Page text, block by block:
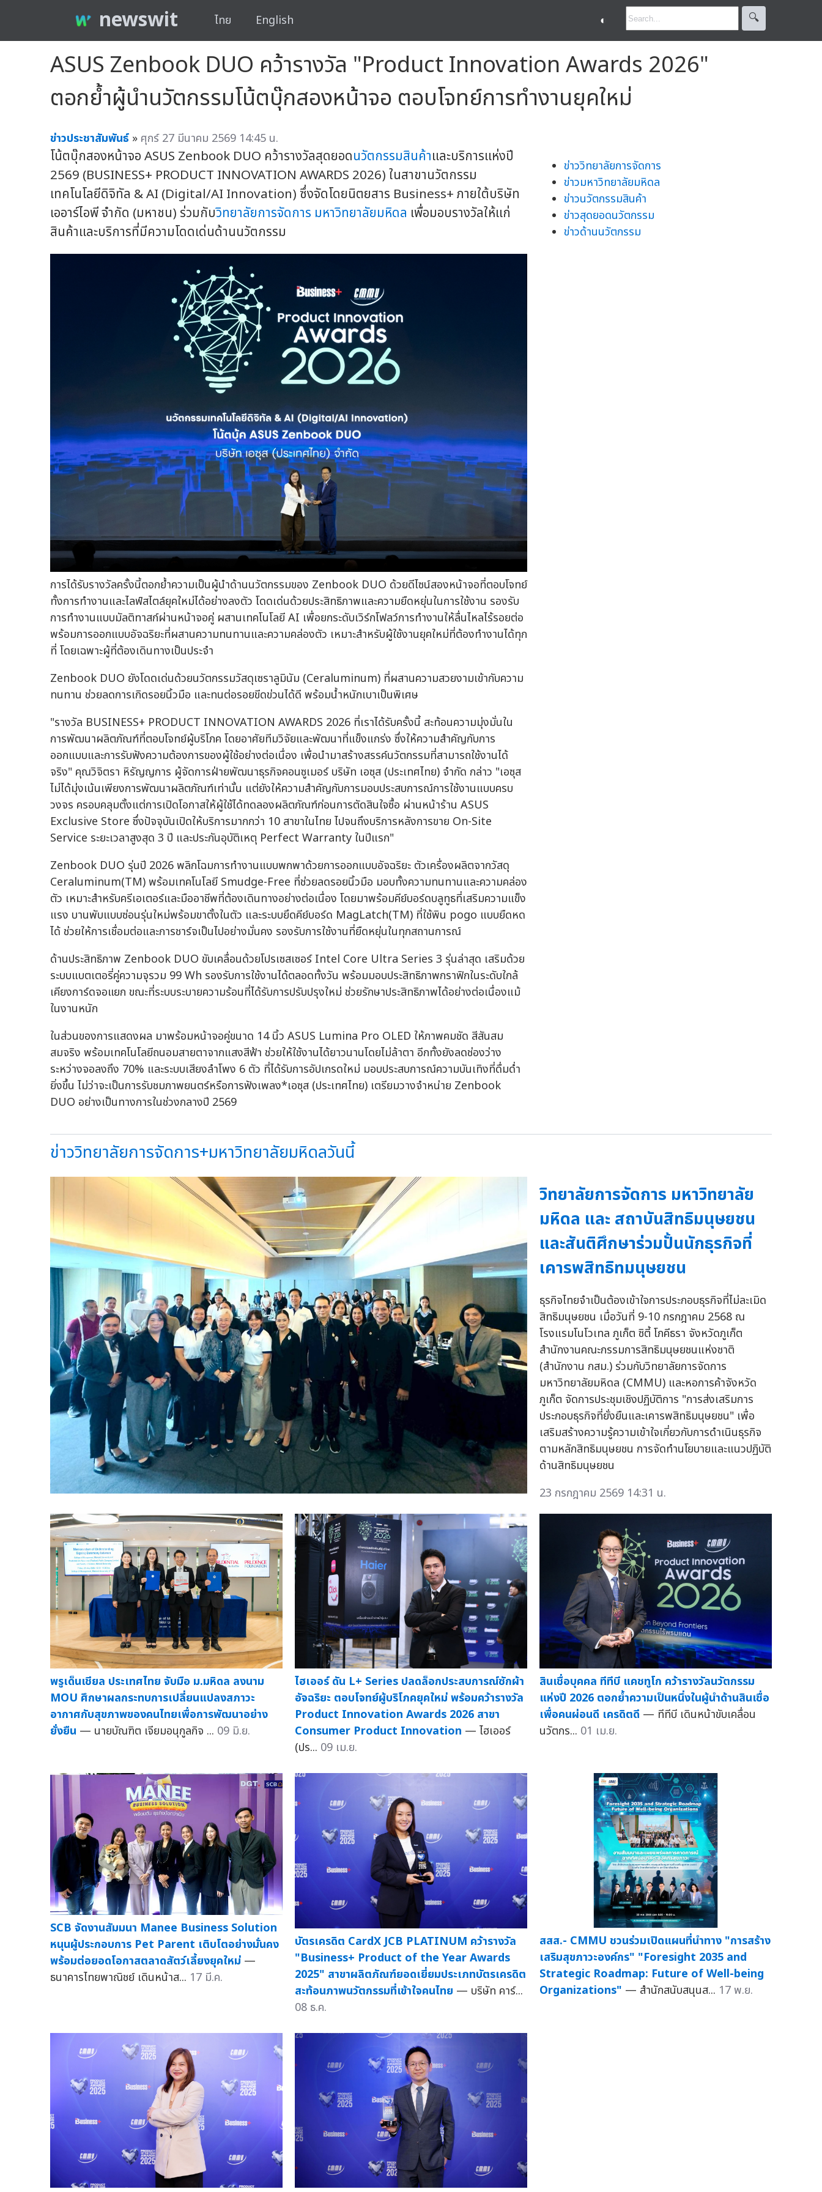
newswit ไทย English ◐ 🔍︎
ASUS Zenbook DUO คว้ารางวัล "Product Innovation Awards 2026"
ตอกย้ำผู้นำนวัตกรรมโน้ตบุ๊กสองหน้าจอ ตอบโจทย์การทำงานยุคใหม่
ข่าวประชาสัมพันธ์ » ศุกร์ 27 มีนาคม 2569 14:45 น.
โน้ตบุ๊กสองหน้าจอ ASUS Zenbook DUO คว้ารางวัลสุดยอดนวัตกรรมสินค้าและบริการแห่งปี
2569 (BUSINESS+ PRODUCT INNOVATION AWARDS 2026) ในสาขานวัตกรรม
เทคโนโลยีดิจิทัล & AI (Digital/AI Innovation) ซึ่งจัดโดยนิตยสาร Business+ ภายใต้บริษัท
เออาร์ไอพี จำกัด (มหาชน) ร่วมกับวิทยาลัยการจัดการ มหาวิทยาลัยมหิดล เพื่อมอบรางวัลให้แก่
สินค้าและบริการที่มีความโดดเด่นด้านนวัตกรรม
การได้รับรางวัลครั้งนี้ตอกย้ำความเป็นผู้นำด้านนวัตกรรมของ Zenbook DUO ด้วยดีไซน์สองหน้าจอที่ตอบโจทย์
ทั้งการทำงานและไลฟ์สไตล์ยุคใหม่ได้อย่างลงตัว โดดเด่นด้วยประสิทธิภาพและความยืดหยุ่นในการใช้งาน รองรับ
การทำงานแบบมัลติทาสก์ผ่านหน้าจอคู่ ผสานเทคโนโลยี AI เพื่อยกระดับเวิร์กโฟลว์การทำงานให้ลื่นไหลไร้รอยต่อ
พร้อมการออกแบบอัจฉริยะที่ผสานความทนทานและความคล่องตัว เหมาะสำหรับผู้ใช้งานยุคใหม่ที่ต้องทำงานได้ทุก
ที่ โดยเฉพาะผู้ที่ต้องเดินทางเป็นประจำ
Zenbook DUO ยังโดดเด่นด้วยนวัตกรรมวัสดุเซราลูมินัม (Ceraluminum) ที่ผสานความสวยงามเข้ากับความ
ทนทาน ช่วยลดการเกิดรอยนิ้วมือ และทนต่อรอยขีดข่วนได้ดี พร้อมน้ำหนักเบาเป็นพิเศษ
"รางวัล BUSINESS+ PRODUCT INNOVATION AWARDS 2026 ที่เราได้รับครั้งนี้ สะท้อนความมุ่งมั่นใน
การพัฒนาผลิตภัณฑ์ที่ตอบโจทย์ผู้บริโภค โดยอาศัยทีมวิจัยและพัฒนาที่แข็งแกร่ง ซึ่งให้ความสำคัญกับการ
ออกแบบและการรับฟังความต้องการของผู้ใช้อย่างต่อเนื่อง เพื่อนำมาสร้างสรรค์นวัตกรรมที่สามารถใช้งานได้
จริง" คุณวิจิตรา หิรัญญการ ผู้จัดการฝ่ายพัฒนาธุรกิจคอนซูเมอร์ บริษัท เอซุส (ประเทศไทย) จำกัด กล่าว "เอซุส
ไม่ได้มุ่งเน้นเพียงการพัฒนาผลิตภัณฑ์เท่านั้น แต่ยังให้ความสำคัญกับการมอบประสบการณ์การใช้งานแบบครบ
วงจร ครอบคลุมตั้งแต่การเปิดโอกาสให้ผู้ใช้ได้ทดลองผลิตภัณฑ์ก่อนการตัดสินใจซื้อ ผ่านหน้าร้าน ASUS
Exclusive Store ซึ่งปัจจุบันเปิดให้บริการมากกว่า 10 สาขาในไทย ไปจนถึงบริการหลังการขาย On-Site
Service ระยะเวลาสูงสุด 3 ปี และประกันอุบัติเหตุ Perfect Warranty ในปีแรก"
Zenbook DUO รุ่นปี 2026 พลิกโฉมการทำงานแบบพกพาด้วยการออกแบบอัจฉริยะ ตัวเครื่องผลิตจากวัสดุ
Ceraluminum(TM) พร้อมเทคโนโลยี Smudge-Free ที่ช่วยลดรอยนิ้วมือ มอบทั้งความทนทานและความคล่อง
ตัว เหมาะสำหรับครีเอเตอร์และมืออาชีพที่ต้องเดินทางอย่างต่อเนื่อง โดยมาพร้อมคีย์บอร์ดบลูทูธที่เสริมความแข็ง
แรง บานพับแบบซ่อนรุ่นใหม่พร้อมขาตั้งในตัว และระบบยึดคีย์บอร์ด MagLatch(TM) ที่ใช้พิน pogo แบบยืดหด
ได้ ช่วยให้การเชื่อมต่อและการชาร์จเป็นไปอย่างมั่นคง รองรับการใช้งานที่ยืดหยุ่นในทุกสถานการณ์
ด้านประสิทธิภาพ Zenbook DUO ขับเคลื่อนด้วยโปรเซสเซอร์ Intel Core Ultra Series 3 รุ่นล่าสุด เสริมด้วย
ระบบแบตเตอรี่คู่ความจุรวม 99 Wh รองรับการใช้งานได้ตลอดทั้งวัน พร้อมมอบประสิทธิภาพกราฟิกในระดับใกล้
เคียงการ์ดจอแยก ขณะที่ระบบระบายความร้อนที่ได้รับการปรับปรุงใหม่ ช่วยรักษาประสิทธิภาพได้อย่างต่อเนื่องแม้
ในงานหนัก
ในส่วนของการแสดงผล มาพร้อมหน้าจอคู่ขนาด 14 นิ้ว ASUS Lumina Pro OLED ให้ภาพคมชัด สีสันสม
สมจริง พร้อมเทคโนโลยีถนอมสายตาจากแสงสีฟ้า ช่วยให้ใช้งานได้ยาวนานโดยไม่ล้าตา อีกทั้งยังลดช่องว่าง
ระหว่างจอลงถึง 70% และระบบเสียงลำโพง 6 ตัว ที่ได้รับการอัปเกรดใหม่ มอบประสบการณ์ความบันเทิงที่ดื่มด่ำ
ยิ่งขึ้น ไม่ว่าจะเป็นการรับชมภาพยนตร์หรือการฟังเพลง*เอซุส (ประเทศไทย) เตรียมวางจำหน่าย Zenbook
DUO อย่างเป็นทางการในช่วงกลางปี 2569
ข่าววิทยาลัยการจัดการ
ข่าวมหาวิทยาลัยมหิดล
ข่าวนวัตกรรมสินค้า
ข่าวสุดยอดนวัตกรรม
ข่าวด้านนวัตกรรม
ข่าววิทยาลัยการจัดการ+มหาวิทยาลัยมหิดลวันนี้
วิทยาลัยการจัดการ มหาวิทยาลัย
มหิดล และ สถาบันสิทธิมนุษยชน
และสันติศึกษาร่วมปั้นนักธุรกิจที่
เคารพสิทธิทมนุษยชน
ธุรกิจไทยจำเป็นต้องเข้าใจการประกอบธุรกิจที่ไม่ละเมิด
สิทธิมนุษยชน เมื่อวันที่ 9-10 กรกฎาคม 2568 ณ
โรงแรมโนโวเทล ภูเก็ต ซิตี้ โภคีธรา จังหวัดภูเก็ต
สำนักงานคณะกรรมการสิทธิมนุษยชนแห่งชาติ
(สำนักงาน กสม.) ร่วมกับวิทยาลัยการจัดการ
มหาวิทยาลัยมหิดล (CMMU) และหอการค้าจังหวัด
ภูเก็ต จัดการประชุมเชิงปฏิบัติการ "การส่งเสริมการ
ประกอบธุรกิจที่ยั่งยืนและเคารพสิทธิมนุษยชน" เพื่อ
เสริมสร้างความรู้ความเข้าใจเกี่ยวกับการดำเนินธุรกิจ
ตามหลักสิทธิมนุษยชน การจัดทำนโยบายและแนวปฏิบัติ
ด้านสิทธิมนุษยชน
23 กรกฎาคม 2569 14:31 น.
พรูเด็นเชียล ประเทศไทย จับมือ ม.มหิดล ลงนาม
MOU ศึกษาผลกระทบการเปลี่ยนแปลงสภาวะ
อากาศกับสุขภาพของคนไทยเพื่อการพัฒนาอย่าง
ยั่งยืน — นายบัณฑิต เจียมอนุกูลกิจ ... 09 มิ.ย.
ไฮเออร์ ดัน L+ Series ปลดล็อกประสบการณ์ซักผ้า
อัจฉริยะ ตอบโจทย์ผู้บริโภคยุคใหม่ พร้อมคว้ารางวัล
Product Innovation Awards 2026 สาขา
Consumer Product Innovation — ไฮเออร์
(ปร... 09 เม.ย.
สินเชื่อบุคคล ทีทีบี แคชทูโก คว้ารางวัลนวัตกรรม
แห่งปี 2026 ตอกย้ำความเป็นหนึ่งในผู้นำด้านสินเชื่อ
เพื่อคนผ่อนดี เครดิตดี — ทีทีบี เดินหน้าขับเคลื่อน
นวัตกร... 01 เม.ย.
SCB จัดงานสัมมนา Manee Business Solution
หนุนผู้ประกอบการ Pet Parent เติบโตอย่างมั่นคง
พร้อมต่อยอดโอกาสตลาดสัตว์เลี้ยงยุคใหม่ —
ธนาคารไทยพาณิชย์ เดินหน้าส... 17 มี.ค.
บัตรเครดิต CardX JCB PLATINUM คว้ารางวัล
"Business+ Product of the Year Awards
2025" สาขาผลิตภัณฑ์ยอดเยี่ยมประเภทบัตรเครดิต
สะท้อนภาพนวัตกรรมที่เข้าใจคนไทย — บริษัท คาร์...
08 ธ.ค.
สสส.- CMMU ชวนร่วมเปิดแผนที่นำทาง "การสร้าง
เสริมสุขภาวะองค์กร" "Foresight 2035 and
Strategic Roadmap: Future of Well-being
Organizations" — สำนักสนับสนุนส... 17 พ.ย.